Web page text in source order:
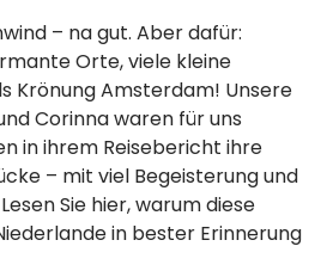
– na gut. Aber dafür:
Orte, viele kleine
Krönung Amsterdam! Unsere
Corinna waren für uns
in ihrem Reisebericht ihre
– mit viel Begeisterung und
Sie hier, warum diese
in bester Erinnerung